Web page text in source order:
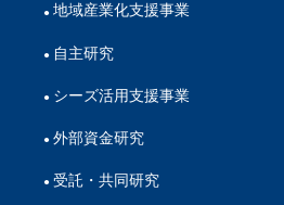
地域産業化支援事業
自主研究
シーズ活用支援事業
外部資金研究
受託・共同研究